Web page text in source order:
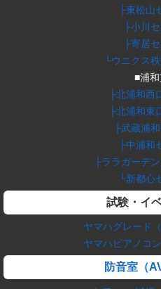
├東松山
├小川
├寄居
└ウニクス
■浦
├北浦和西
├北浦和東
├武蔵浦
├中浦和
├ララガーデ
└新都心
試験・イ
ヤマハグレード（
ヤマハピアノコ
防音室（